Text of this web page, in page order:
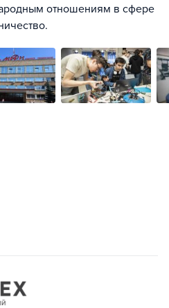
отношениям в сфере